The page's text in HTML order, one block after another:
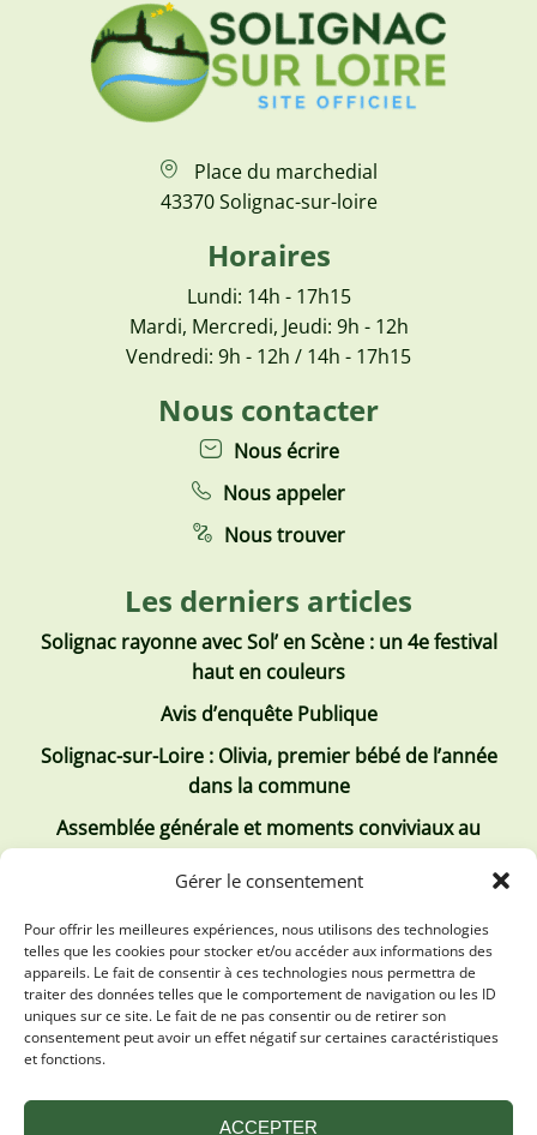
Gérer le consentement
Pour offrir les meilleures expériences, nous utilisons des technologies
telles que les cookies pour stocker et/ou accéder aux informations des
appareils. Le fait de consentir à ces technologies nous permettra de
traiter des données telles que le comportement de navigation ou les ID
uniques sur ce site. Le fait de ne pas consentir ou de retirer son
consentement peut avoir un effet négatif sur certaines caractéristiques
et fonctions.
ACCEPTER
Place du marchedial
43370 Solignac-sur-loire
Horaires
Lundi: 14h - 17h15
Mardi, Mercredi, Jeudi: 9h - 12h
Vendredi: 9h - 12h / 14h - 17h15
Nous contacter
Nous écrire
Nous appeler
Nous trouver
Les derniers articles
Solignac rayonne avec Sol’ en Scène : un 4e festival
haut en couleurs
Avis d’enquête Publique
Solignac-sur-Loire : Olivia, premier bébé de l’année
dans la commune
Assemblée générale et moments conviviaux au
Les derniers comptes rendus
Conseil municipal 2 juillet 2026
Conseil Municipal du 30 avril 2026